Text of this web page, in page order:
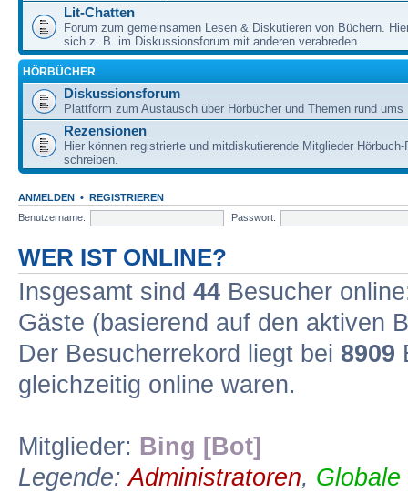
Lit-Chatten
Forum zum gemeinsamen Lesen & Diskutieren von Büchern.
sich z. B. im Diskussionsforum mit anderen verabreden.
HÖRBÜCHER
Diskussionsforum
Plattform zum Austausch über Hörbücher und Themen rund ums
Rezensionen
Hier können registrierte und mitdiskutierende Mitglieder Hörbuch-
schreiben.
ANMELDEN • REGISTRIEREN
Benutzername:
Passwort:
WER IST ONLINE?
Insgesamt sind 44 Besucher
Gäste (basierend auf den aktiven
Der Besucherrekord liegt bei 8909
gleichzeitig online waren.
Mitglieder: Bing [Bot]
Legende:Administratoren,